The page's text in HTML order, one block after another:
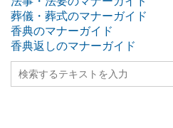
葬儀・葬式のマナーガイド
香典のマナーガイド
香典返しのマナーガイド